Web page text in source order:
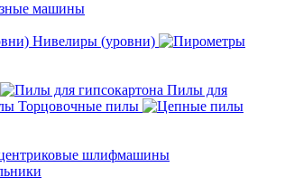
машины
Нивелиры (уровни)
Пилы для
Торцовочные пилы
шлифмашины